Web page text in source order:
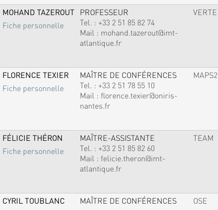
MOHAND TAZEROUT
Fiche personnelle
PROFESSEUR
Tel. : +33 2 51 85 82 74
Mail : mohand.tazerout@imt-
atlantique.fr
VERTE
FLORENCE TEXIER
Fiche personnelle
MAÎTRE DE CONFÉRENCES
Tel. : +33 2 51 78 55 10
Mail : florence.texier@oniris-
nantes.fr
MAPS2
FÉLICIE THÉRON
Fiche personnelle
MAÎTRE-ASSISTANTE
Tel. : +33 2 51 85 82 60
Mail : felicie.theron@imt-
atlantique.fr
TEAM
CYRIL TOUBLANC MAÎTRE DE CONFÉRENCES OSE